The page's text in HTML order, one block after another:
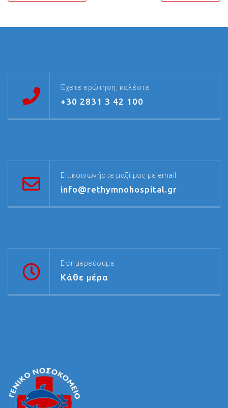
Έχετε ερώτηση; καλέστε
+30 2831 3 42 100
Επικοινωνήστε μαζί μας με email
info@rethymnohospital.gr
Εφημερεύουμε
Κάθε μέρα